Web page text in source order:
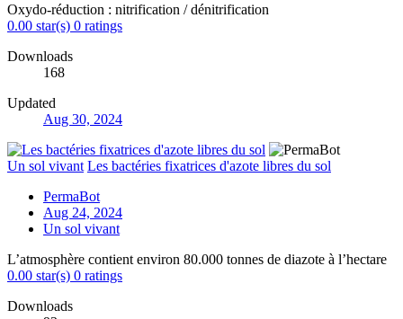
Oxydo-réduction : nitrification / dénitrification
0.00 star(s) 0 ratings
Downloads
168
Updated
Aug 30, 2024
Un sol vivant Les bactéries fixatrices d'azote libres du sol
PermaBot
Aug 24, 2024
Un sol vivant
L’atmosphère contient environ 80.000 tonnes de diazote à l’hectare
0.00 star(s) 0 ratings
Downloads